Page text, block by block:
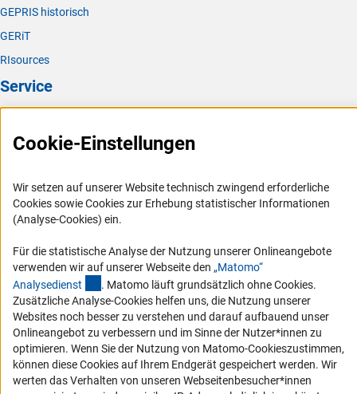
GEPRIS historisch
GERiT
RIsources
Service
FAQ
Logo und Corporate Design
RSS-Feeds
Vergabeverfahren
Barrierefreiheit
Service und Informationen für Menschen mit Behinderungen
Erklärung zur Barrierefreiheit
Barriere melden
Cookie-Einstellungen
Wir setzen auf unserer Website technisch zwingend erforderliche
Cookies sowie Cookies zur Erhebung statistischer Informationen
(Analyse-Cookies) ein.
Für die statistische Analyse der Nutzung unserer Onlineangebote
verwenden wir auf unserer Webseite den „Matomo“
Analysedienst (externer Link)
. Matomo läuft grundsätzlich ohne Cookies.
Zusätzliche Analyse-Cookies helfen uns, die Nutzung unserer
Websites noch besser zu verstehen und darauf aufbauend unser
Onlineangebot zu verbessern und im Sinne der Nutzer*innen zu
optimieren. Wenn Sie der Nutzung von Matomo-Cookieszustimmen,
können diese Cookies auf Ihrem Endgerät gespeichert werden. Wir
werten das Verhalten von unseren Webseitenbesucher*innen